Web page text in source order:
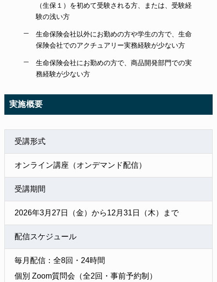
（生保１）を初めて受験される方、または、受験経
験の浅い方
生命保険会社以外にお勤めの方や学生の方で、生命
保険会社でのアクチュアリー実務経験が少ない方
生命保険会社にお勤めの方で、商品開発部門での実
務経験が少ない方
実施概要
受講形式
オンライン講座（オンデマンド配信）
受講期間
2026年3月27日（金）から12月31日（木）まで
配信スケジュール
毎月配信：全8回・24時間
個別 Zoom質問会（全2回・事前予約制）